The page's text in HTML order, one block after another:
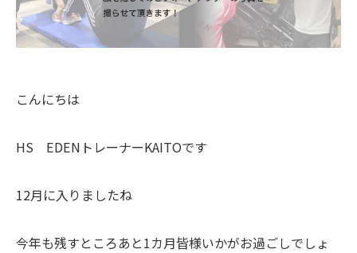
こんにちは
HS EDENトレーナーKAITOです
12月に入りましたね
今年も残すところあと1カ月皆様いかがお過ごしでしょ